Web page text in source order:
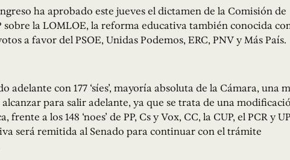
ha aprobado este jueves el dictamen de la Comisión de
sobre la LOMLOE, la reforma educativa también conocida
a favor del PSOE, Unidas Podemos, ERC, PNV y Más País.
adelante con 177 ‘síes’, mayoría absoluta de la Cámara, una
para salir adelante, ya que se trata de una
frente a los 148 ‘noes’ de PP, Cs y Vox, CC, la CUP, el PCR y
será remitida al Senado para continuar con el trámite